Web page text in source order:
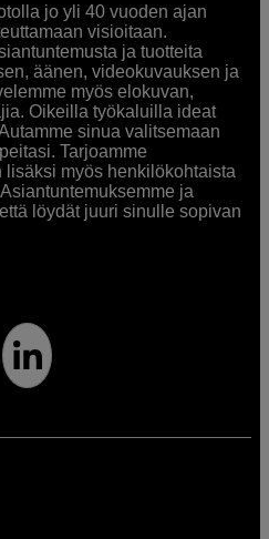
jo yli 40 vuoden ajan
visioitaan.
ja tuotteita
äänen, videokuvauksen ja
myös elokuvan,
Oikeilla työkaluilla ideat
sinua valitsemaan
Tarjoamme
lisäksi myös henkilökohtaista
ja
löydät juuri sinulle sopivan